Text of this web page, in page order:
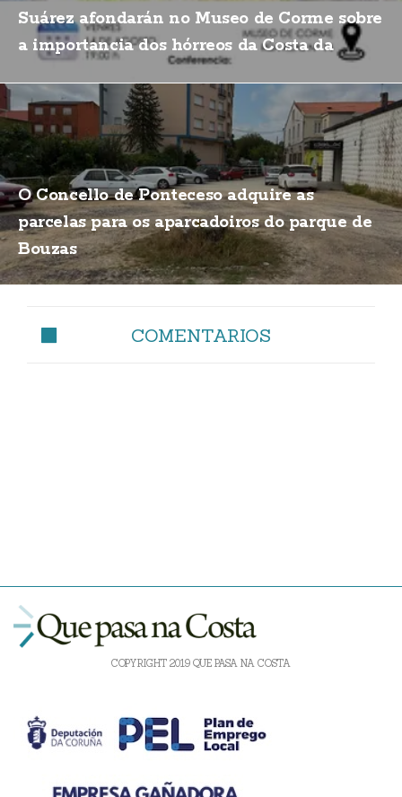
Suárez afondarán no Museo de Corme sobre
a importancia dos hórreos da Costa da
O Concello de Ponteceso adquire as
parcelas para os aparcadoiros do parque de
Bouzas
COMENTARIOS
COPYRIGHT 2019 QUE PASA NA COSTA